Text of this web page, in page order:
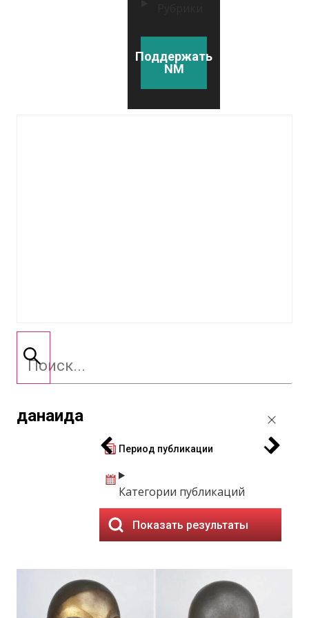
Поддержать
NM
данаида
Период публикации
Категории публикаций
Показать результаты